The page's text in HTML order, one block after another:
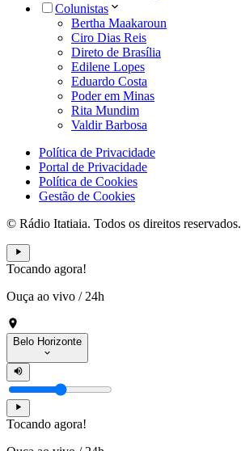
Colunistas
Bertha Maakaroun
Ciro Dias Reis
Direto de Brasília
Edilene Lopes
Eduardo Costa
Poder em Minas
Rita Mundim
Valdir Barbosa
Política de Privacidade
Portal de Privacidade
Política de Cookies
Gestão de Cookies
© Rádio Itatiaia. Todos os direitos reservados.
Tocando agora!
Ouça ao vivo / 24h
Belo Horizonte
Tocando agora!